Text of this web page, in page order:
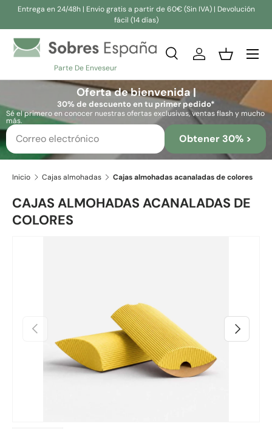
Entrega en 24/48h | Envio gratis a partir de 60€ (Sin IVA) | Devolución
fácil (14 días)
Parte De Enveseur
Buscar
Buscar
BuscarIniciar sesión
Cesta
Oferta de bienvenida |
30% de descuento en tu primer pedido*
Sé el primero en conocer nuestras ofertas exclusivas, ventas flash y mucho
más.
Obtener 30% >
Inicio Cajas almohadas Cajas almohadas acanaladas de colores
CAJAS ALMOHADAS ACANALADAS DE
COLORES
Anterior Siguiente